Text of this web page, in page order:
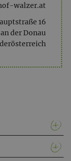
walzer.at
16
der Donau